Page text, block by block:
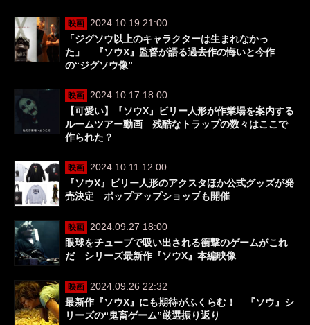
映画
2024.10.19 21:00
「ジグソウ以上のキャラクターは生まれなかっ
た」 『ソウX』監督が語る過去作の悔いと今作
の“ジグソウ像”
映画
2024.10.17 18:00
【可愛い】『ソウX』ビリー人形が作業場を案内する
ルームツアー動画 残酷なトラップの数々はここで
作られた？
映画
2024.10.11 12:00
『ソウX』ビリー人形のアクスタほか公式グッズが発
売決定 ポップアップショップも開催
映画
2024.09.27 18:00
眼球をチューブで吸い出される衝撃のゲームがこれ
だ シリーズ最新作『ソウX』本編映像
映画
2024.09.26 22:32
最新作『ソウX』にも期待がふくらむ！ 『ソウ』シ
リーズの“鬼畜ゲーム”厳選振り返り